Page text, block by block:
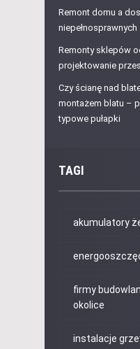
Remont domu a
niepełnosprawnych
Remonty sklepów
projektowanie
Czy ścianę nad
montażem blatu –
typowe pułapki
TAGI
akumulatory
firmy
okolice
instalacje